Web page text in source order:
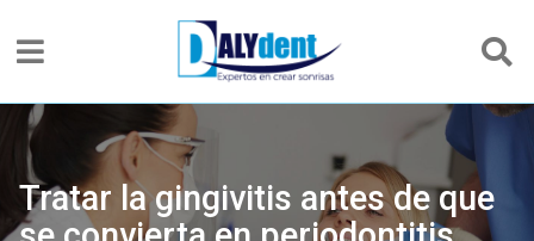
Tratar la gingivitis antes de que